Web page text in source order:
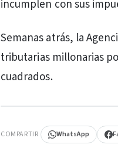
incumplen con sus
Semanas atrás, la
tributarias millonarias
cuadrados.
COMPARTIR WhatsApp